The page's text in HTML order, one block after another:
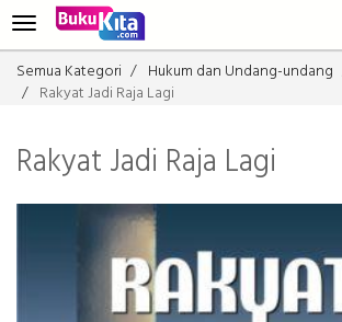
Semua Kategori Hukum dan Undang-undang
Rakyat Jadi Raja Lagi
Rakyat Jadi Raja Lagi